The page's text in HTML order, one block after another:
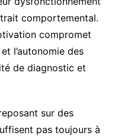
comportemental.
compromet
l’autonomie des
de diagnostic et
sur des
pas toujours à